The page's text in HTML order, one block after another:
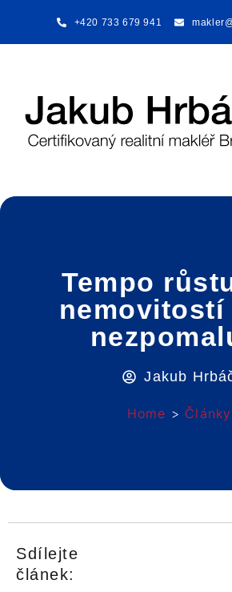
+420 733 679 941
Tempo
nemovitostí
Jakub
Home > Články
Sdílejte
článek: